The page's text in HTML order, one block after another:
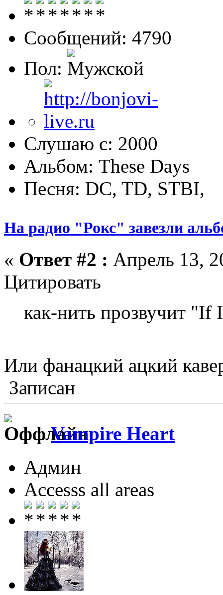
Сообщений: 4790
Пол:
Слушаю с: 2000
Альбом: These Days
Песня: DC, TD, STBI,
На радио "Рокс" завезли
« Ответ #2 : Апрель 13,
Цитировать
как-нить прозвучит
Или фанацкий ацкий
Записан
Vampire Heart
Админ
Accesss all areas